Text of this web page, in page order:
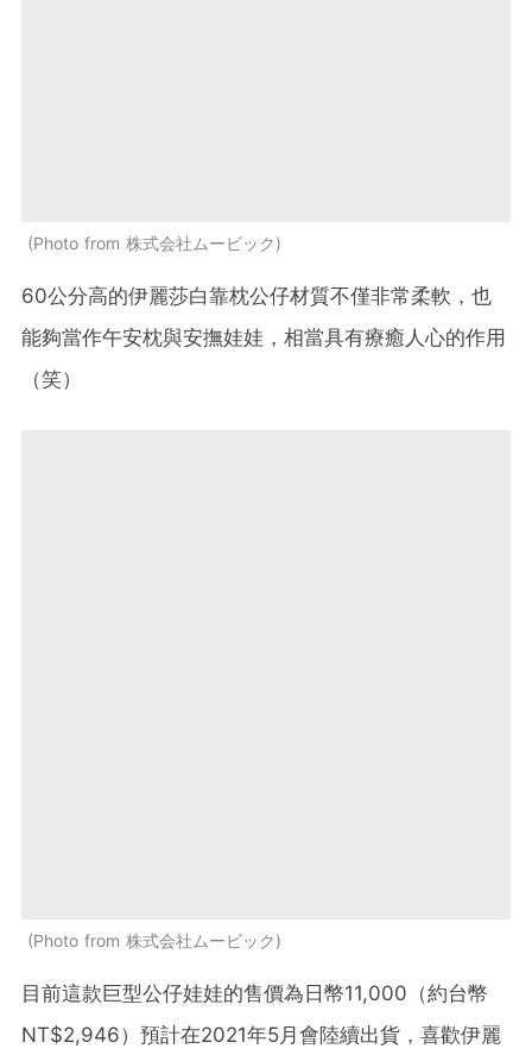
Photo from 株式会社ムービック
60公分高的伊麗莎白靠枕公仔材質不僅非常柔軟，也
能夠當作午安枕與安撫娃娃，相當具有療癒人心的作用
（笑）
Photo from 株式会社ムービック
目前這款巨型公仔娃娃的售價為日幣11,000（約台幣
NT$2,946）預計在2021年5月會陸續出貨，喜歡伊麗